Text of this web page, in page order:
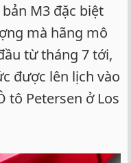
M3 đặc biệt
mà hãng mô
từ tháng 7 tới,
được lên lịch vào
tô Petersen ở Los